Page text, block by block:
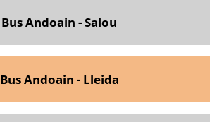
Bus Andoain - Salou
Bus Andoain - Lleida